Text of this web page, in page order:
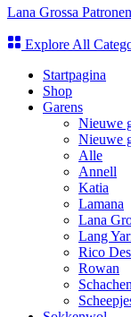
Lana Grossa Patronen
Explore All
Startpagina
Shop
Garens
Nieuwe
Nieuwe
Alle
Annell
Katia
Lamana
Lana
Lang
Rico
Rowan